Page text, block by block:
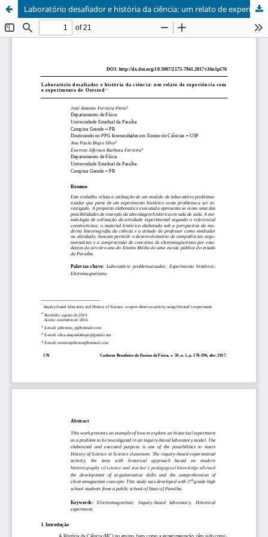
Laboratório desafiador e história da ciência: um relato de experiência com o experimento de Oersted